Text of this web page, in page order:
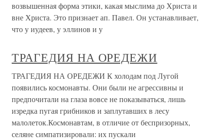
возвышенная форма этики, какая мыслима до Христа и
вне Христа. Это признает ап. Павел. Он устанавливает,
что у иудеев, у эллинов и у
ТРАГЕДИЯ НА ОРЕДЕЖИ
ТРАГЕДИЯ НА ОРЕДЕЖИ К холодам под Лугой
появились космонавты. Они были не агрессивны и
предпочитали на глаза вовсе не показываться, лишь
изредка пугая грибников и заплутавших в лесу
малолеток.Космонавтам, в отличие от беспризорных,
селяне симпатизировали: их пускали